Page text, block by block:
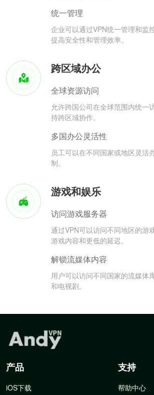
统一管理
企业可以通过VPN统一管理和监
提高安全性和管理效率。
跨区域办公
全球资源访问
允许跨国公司在全球范围内统一
持跨区域协作。
多国办公灵活性
员工可以在不同国家或地区灵活
制。
游戏和娱乐
访问游戏服务器
通过VPN可以访问不同地区的游
游戏内容和更低的延迟。
解锁流媒体内容
用户可以访问不同国家的流媒体
和电视剧。
产品
iOS下载
支持
帮助中心